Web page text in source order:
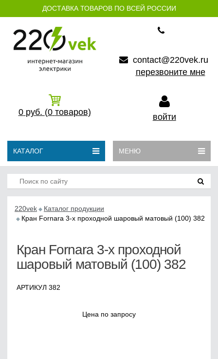
ДОСТАВКА ТОВАРОВ ПО ВСЕЙ РОССИИ
contact@220vek.ru
перезвоните мне
0 руб. (0 товаров) войти
КАТАЛОГ МЕНЮ
220vek
Каталог продукции
Кран Fornara 3-х проходной шаровый матовый (100) 382
Кран Fornara 3-х проходной
шаровый матовый (100) 382
АРТИКУЛ 382
Цена по запросу